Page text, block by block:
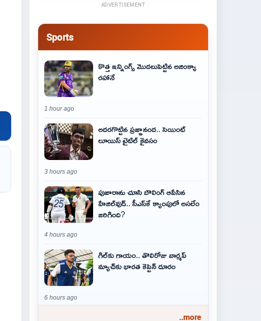
ADVERTISEMENT
Sports
కొత్త ఇన్నింగ్స్ మొదలుపెట్టిన అజింక్యా
రహానే
1 hour ago
అదరగొట్టిన ప్రజ్ఞానంద.. సెయింట్‌
లూయిస్ టైటిల్‌ కైవసం
3 hours ago
పుజారాను చూసి బౌలింగ్ ఆపేసిన
హేజిల్‌వుడ్.. సీఎస్‌కే క్యాంపులో అసలేం
జరిగింది?
4 hours ago
గిల్‌కు గాయం.. తొలిరోజు వార్మప్‌
మ్యాచ్‌కు భారత కెప్టెన్‌ దూరం
6 hours ago
..more